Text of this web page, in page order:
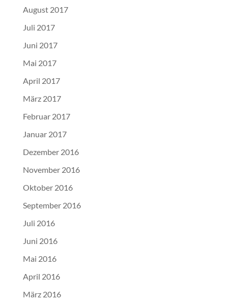
August 2017
Juli 2017
Juni 2017
Mai 2017
April 2017
März 2017
Februar 2017
Januar 2017
Dezember 2016
November 2016
Oktober 2016
September 2016
Juli 2016
Juni 2016
Mai 2016
April 2016
März 2016